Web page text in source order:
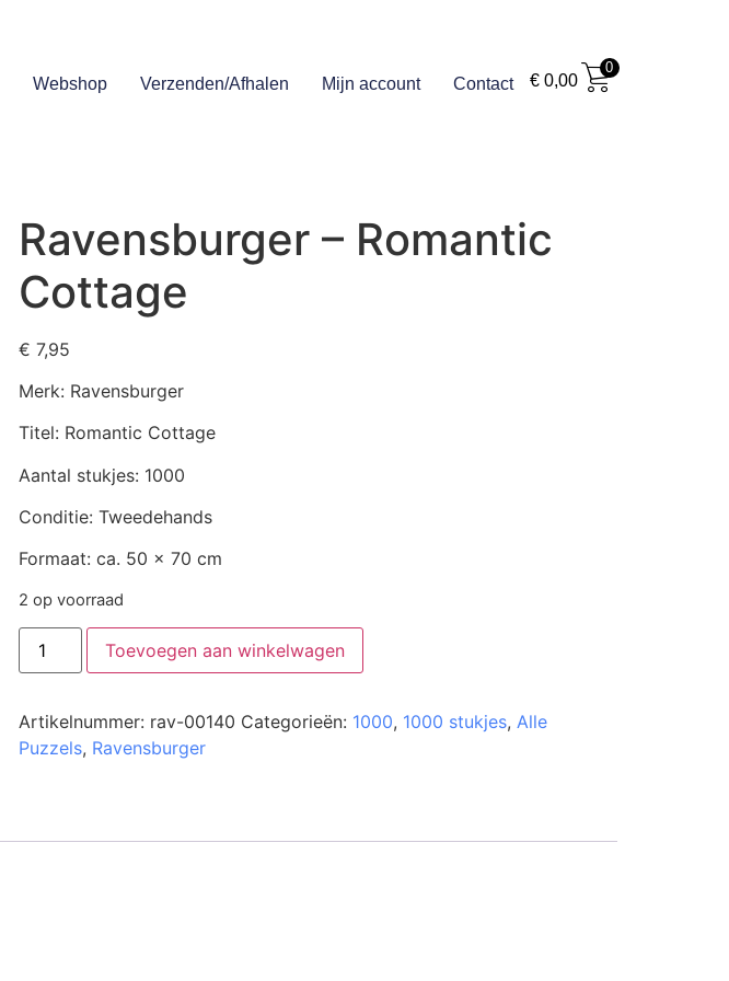
Webshop Verzenden/Afhalen Mijn account Contact €0,00
0
Ravensburger – Romantic
Cottage
€ 7,95
Merk: Ravensburger
Titel: Romantic Cottage
Aantal stukjes: 1000
Conditie: Tweedehands
Formaat: ca. 50 x 70 cm
2 op voorraad
Toevoegen aan winkelwagen
Artikelnummer: rav-00140 Categorieën: 1000, 1000 stukjes, Alle
Puzzels, Ravensburger